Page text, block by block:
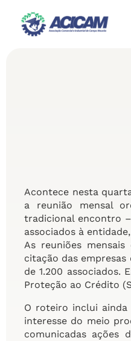
Acontece nesta
a reunião mensal
tradicional encontro
associados à
As reuniões
citação das
de 1.200 associados.
Proteção ao Crédito
O roteiro inclui ainda
interesse do meio
comunicadas ações